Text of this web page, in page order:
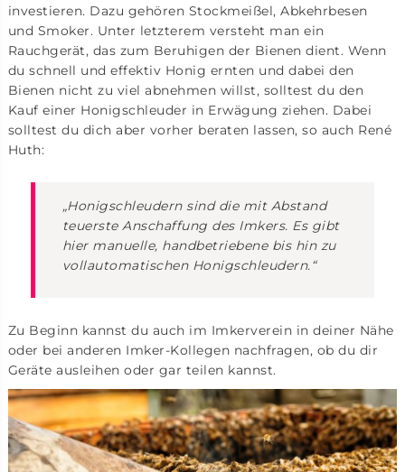
investieren. Dazu gehören Stockmeißel, Abkehrbesen
und Smoker. Unter letzterem versteht man ein
Rauchgerät, das zum Beruhigen der Bienen dient. Wenn
du schnell und effektiv Honig ernten und dabei den
Bienen nicht zu viel abnehmen willst, solltest du den
Kauf einer Honigschleuder in Erwägung ziehen. Dabei
solltest du dich aber vorher beraten lassen, so auch René
Huth:
„Honigschleudern sind die mit Abstand
teuerste Anschaffung des Imkers. Es gibt
hier manuelle, handbetriebene bis hin zu
vollautomatischen Honigschleudern.“
Zu Beginn kannst du auch im Imkerverein in deiner Nähe
oder bei anderen Imker-Kollegen nachfragen, ob du dir
Geräte ausleihen oder gar teilen kannst.